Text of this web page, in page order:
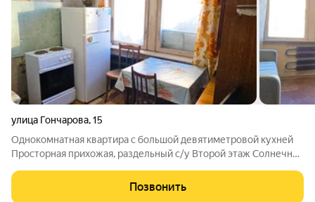
улица Гончарова,15
Однокомнатная квартира с большой девятиметровой кухней
Просторная прихожая, раздельный с/у Второй этаж Солнечная
Хорошие соседи, чистый подъезд Один взрослый собственник,
никто не прописан, ключи
Позвонить